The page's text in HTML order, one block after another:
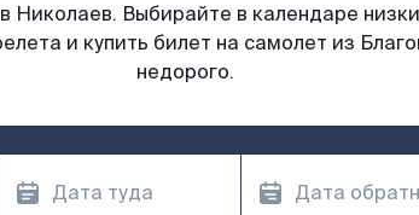
Николаев. Выбирайте в календаре
и купить билет на самолет из
недорого.